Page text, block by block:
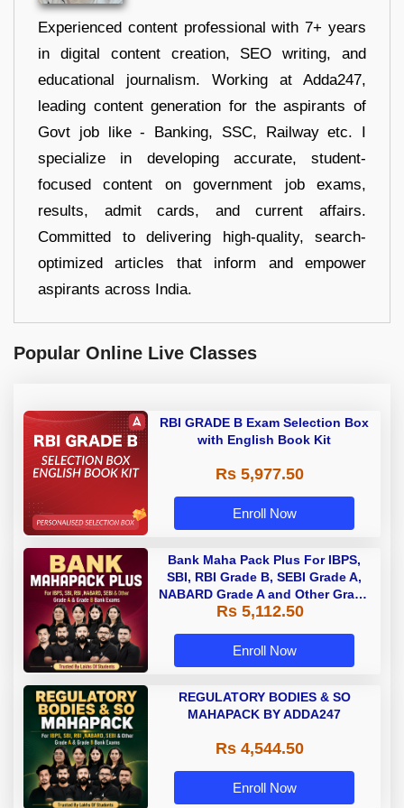
Experienced content professional with 7+ years
in digital content creation, SEO writing, and
educational journalism. Working at Adda247,
leading content generation for the aspirants of
Govt job like - Banking, SSC, Railway etc. I
specialize in developing accurate, student-
focused content on government job exams,
results, admit cards, and current affairs.
Committed to delivering high-quality, search-
optimized articles that inform and empower
aspirants across India.
Popular Online Live Classes
RBI GRADE B Exam Selection Box
with English Book Kit
Rs 5,977.50
Enroll Now
Bank Maha Pack Plus For IBPS,
SBI, RBI Grade B, SEBI Grade A,
NABARD Grade A and Other Grade
A & Grade B Bank Exams
Rs 5,112.50
Enroll Now
REGULATORY BODIES & SO
MAHAPACK BY ADDA247
Rs 4,544.50
Enroll Now